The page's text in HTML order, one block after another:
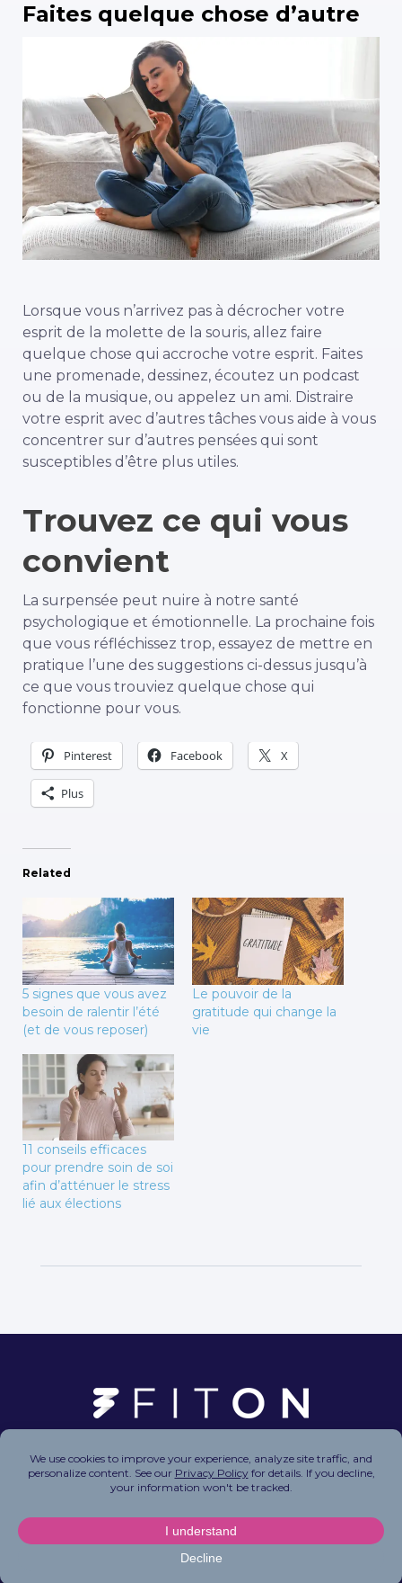
Faites quelque chose d’autre
Lorsque vous n’arrivez pas à décrocher votre
esprit de la molette de la souris, allez faire
quelque chose qui accroche votre esprit. Faites
une promenade, dessinez, écoutez un podcast
ou de la musique, ou appelez un ami. Distraire
votre esprit avec d’autres tâches vous aide à vous
concentrer sur d’autres pensées qui sont
susceptibles d’être plus utiles.
Trouvez ce qui vous
convient
La surpensée peut nuire à notre santé
psychologique et émotionnelle. La prochaine fois
que vous réfléchissez trop, essayez de mettre en
pratique l’une des suggestions ci-dessus jusqu’à
ce que vous trouviez quelque chose qui
fonctionne pour vous.
Pinterest Facebook X
Plus
Related
5 signes que vous avez
besoin de ralentir l’été
(et de vous reposer)
Le pouvoir de la
gratitude qui change la
vie
11 conseils efficaces
pour prendre soin de soi
afin d’atténuer le stress
lié aux élections
Copyright © 2026 FitOn Inc. All Rights Reserved.
Privacy Policy|Terms of Use